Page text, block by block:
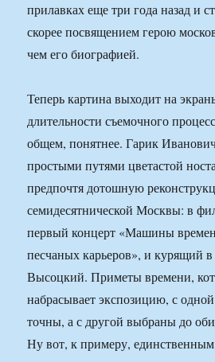
прилавках еще три года назад и
скорее посвящением герою
чем его биографией.
Теперь картина выходит на
длительности съемочного
общем, понятнее. Гарик
простыми путями цветастой
предпочтя дотошную
семидесятнической Москвы: в
первый концерт «Машины
песчаных карьеров», и курящий
Высоцкий. Приметы времени,
набрасывает экспозицию, с
точны, а с другой выбраны до
Ну вот, к примеру,